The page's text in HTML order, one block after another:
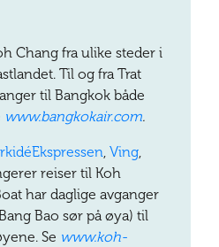
Chang fra ulike steder i
Til og fra Trat
til Bangkok både
www.bangkokair.com.
, Ving,
reiser til Koh
har daglige avganger
Bao sør på øya) til
Se www.koh-